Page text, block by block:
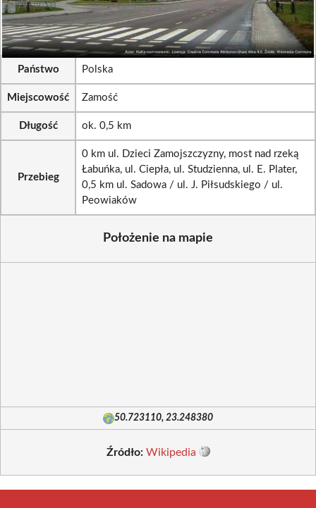
Państwo Polska
Miejscowość Zamość
Długość ok. 0,5 km
Przebieg
0 km ul. Dzieci Zamojszczyzny, most nad rzeką
Łabuńka, ul. Ciepła, ul. Studzienna, ul. E. Plater,
0,5 km ul. Sadowa / ul. J. Piłsudskiego / ul.
Peowiaków
Położenie na mapie
50.723110, 23.248380
Źródło: Wikipedia